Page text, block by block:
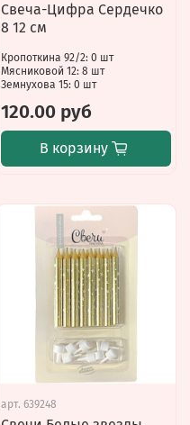
Свеча-Цифра Сердечко
8 12 см
Кропоткина 92/2: 0 шт
Мясниковой 12: 8 шт
Земнухова 15: 0 шт
120.00 руб
В корзину
арт. 639248